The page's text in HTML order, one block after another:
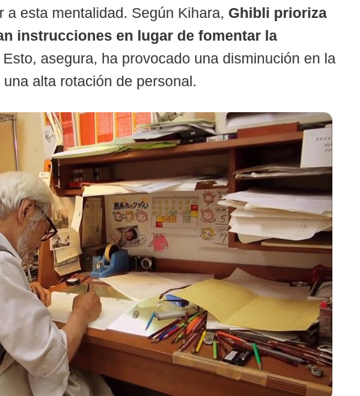
a esta mentalidad. Según Kihara, Ghibli prioriza
instrucciones en lugar de fomentar la
Esto, asegura, ha provocado una disminución en la
alta rotación de personal.
Google